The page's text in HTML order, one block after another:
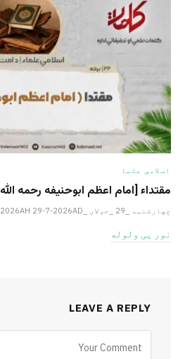
اسلامي علما
مقتداء [امام اعظم ابوحنیفه رحمه الله‎] (برخه: ۲۲)
چهارشنبه _29 _جولای _2026AH 29-7-2026AD
نور یی ولوله
LEAVE A REPLY